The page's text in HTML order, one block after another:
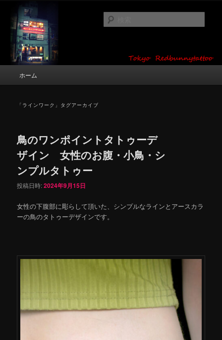
ン
ツ
東京 タトゥースタジオ 吉祥寺 Red
Bunny Tattoo タトゥーデザイン・タ
トゥー画像
タトゥーデザイン・画像の紹介（和彫り・ワンポイント・girl tattoo）
ホーム
「 ラインワーク 」タグアーカイブ
鳥のワンポイントタトゥーデ
ザイン 女性のお腹・小鳥・シ
ンプルタトゥー
投稿日時:2024年9月15日
女性の下腹部に彫らして頂いた、シンプルなラインとアースカラ
ーの鳥のタトゥーデザインです。